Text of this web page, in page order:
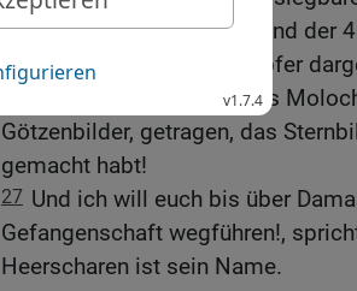
25 Habt ihr etwa mir während der
Schlachtopfer und Speisopfer
Ihr habt die Hütten eures
Götzenbilder, getragen, das
gemacht habt!
27 Und ich will euch bis über
Gefangenschaft wegführen!,
Heerscharen ist sein Name.